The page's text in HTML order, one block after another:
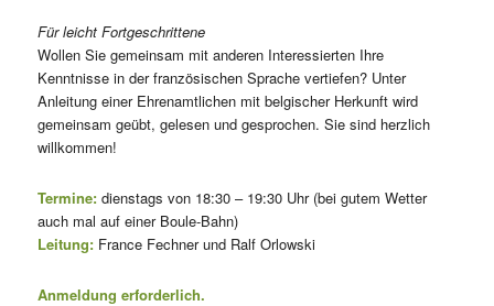
Für leicht Fortgeschrittene
Wollen Sie gemeinsam mit anderen Interessierten Ihre
Kenntnisse in der französischen Sprache vertiefen? Unter
Anleitung einer Ehrenamtlichen mit belgischer Herkunft wird
gemeinsam geübt, gelesen und gesprochen. Sie sind herzlich
willkommen!
Termine:dienstags von 18:30 – 19:30 Uhr (bei gutem Wetter
auch mal auf einer Boule-Bahn)
Leitung:France Fechner und Ralf Orlowski
Anmeldung erforderlich.